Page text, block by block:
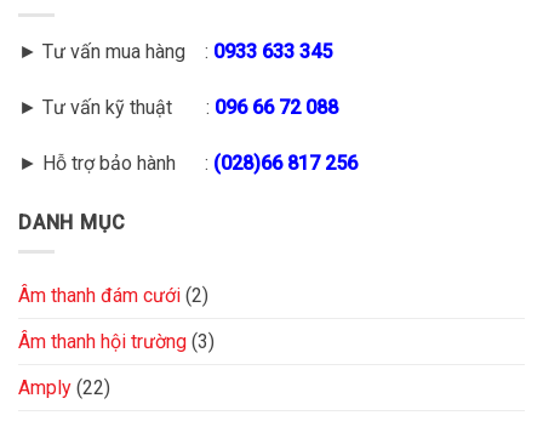
► Tư vấn mua hàng : 0933 633 345
► Tư vấn kỹ thuật : 096 66 72 088
► Hỗ trợ bảo hành : (028)66 817 256
DANH MỤC
Âm thanh đám cưới (2)
Âm thanh hội trường (3)
Amply (22)